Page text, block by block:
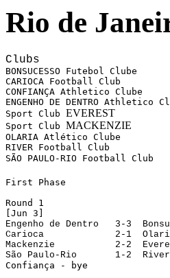
Rio de
Clubs
BONSUCESSO Futebol Clube
CARIOCA Football Club
CONFIANÇA Athletico Clube
ENGENHO DE DENTRO Athletico
Sport Club EVEREST
Sport Club MACKENZIE
OLARIA Atlético Clube
RIVER Football Club
SÃO PAULO-RIO Football Club
First Phase
Round 1
[Jun 3]
Engenho de Dentro   3-3
Carioca
2-1
Mackenzie
2-2
São Paulo-Rio
1-2  River
Confiança - bye